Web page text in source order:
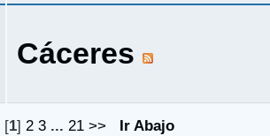
Cáceres
[1]2 3 ...21 >>
Ir Abajo